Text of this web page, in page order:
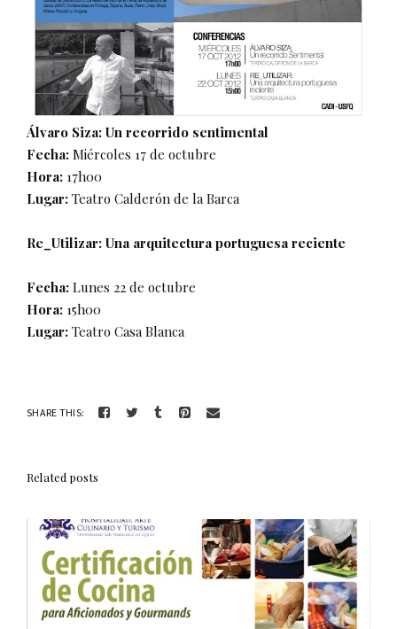
Álvaro Siza: Un recorrido sentimental
Fecha: Miércoles 17 de octubre
Hora: 17h00
Lugar: Teatro Calderón de la Barca
Re_Utilizar: Una arquitectura portuguesa reciente
Fecha: Lunes 22 de octubre
Hora: 15h00
Lugar: Teatro Casa Blanca
SHARE THIS:
Related posts